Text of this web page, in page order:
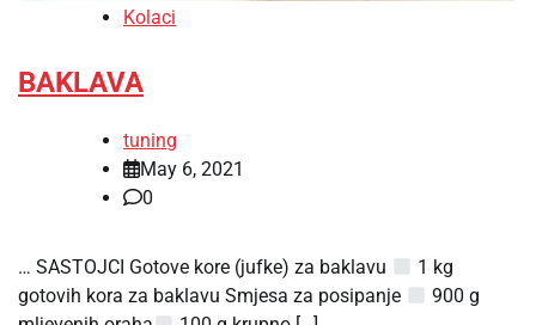
Kolaci
BAKLAVA
tuning
May 6, 2021
0
… SASTOJCI Gotove kore (jufke) za baklavu
1 kg
gotovih kora za baklavu Smjesa za posipanje
900 g